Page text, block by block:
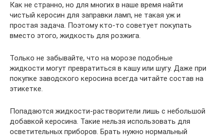
Как не странно, но для многих в наше время найти
чистый керосин для заправки ламп, не такая уж и
простая задача. Поэтому кто-то советует покупать
вместо этого, жидкость для розжига.
Только не забывайте, что на морозе подобные
жидкости могут превратиться в кашу или шугу. Даже при
покупке заводского керосина всегда читайте состав на
этикетке.
Попадаются жидкости-растворители лишь с небольшой
добавкой керосина. Такие нельзя использовать для
осветительных приборов. Брать нужно нормальный